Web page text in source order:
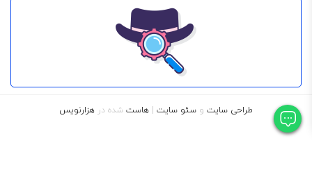
طراحی سایت و سئو سایت | هاست شده در هزارنویس